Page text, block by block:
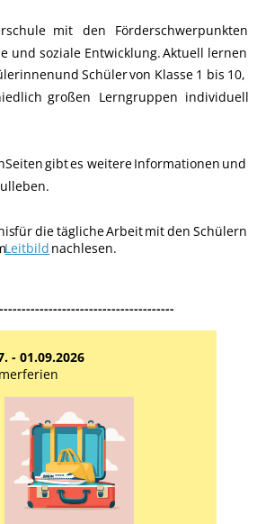
mit den
Förderschwerpunkten
und soziale Entwicklung.Aktuell lernen
und Schülervon Klasse 1 bis 10,
großen Lerngruppen individuell
Seitengibtes weitereInformationen und
fürdietäglicheArbeitmitden Schülern
Leitbild nachlesen.
- 01.09.2026